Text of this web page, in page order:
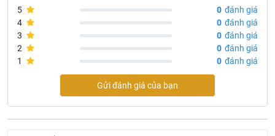
5 0 đánh giá
4
0 đánh giá
3
0 đánh giá
2
0 đánh giá
1
0 đánh giá
Gửi đánh giá của bạn